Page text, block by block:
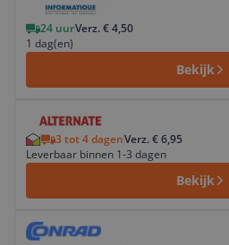
24 uurVerz. € 4,50
1 dag(en)
Bekijk
3 tot 4 dagenVerz. € 6,95
Leverbaar binnen 1-3 dagen
Bekijk
Bekijk product